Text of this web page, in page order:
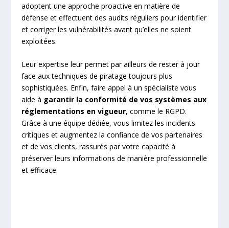
adoptent une approche proactive en matière de
défense et effectuent des audits réguliers pour identifier
et corriger les vulnérabilités avant qu’elles ne soient
exploitées.
Leur expertise leur permet par ailleurs de rester à jour
face aux techniques de piratage toujours plus
sophistiquées. Enfin, faire appel à un spécialiste vous
aide à garantir la conformité de vos systèmes aux
réglementations en vigueur, comme le RGPD.
Grâce à une équipe dédiée, vous limitez les incidents
critiques et augmentez la confiance de vos partenaires
et de vos clients, rassurés par votre capacité à
préserver leurs informations de manière professionnelle
et efficace.